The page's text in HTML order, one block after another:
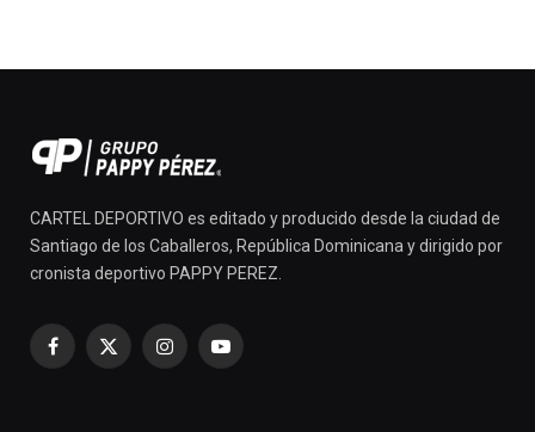
CARTEL DEPORTIVO es editado y producido desde la ciudad de
Santiago de los Caballeros, República Dominicana y dirigido por
cronista deportivo PAPPY PEREZ.
Facebook
X
InstagramYouTube